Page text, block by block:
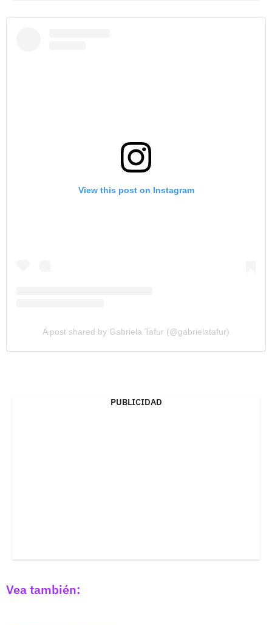
View this post on Instagram
A post shared by Gabriela Tafur (@gabrielatafur)
PUBLICIDAD
Vea también: